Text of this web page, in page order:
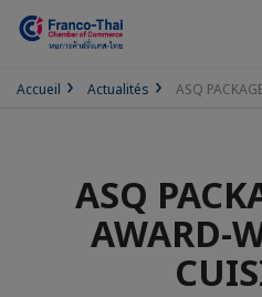
Accueil Actualités ASQ
ASQ
AWARD-